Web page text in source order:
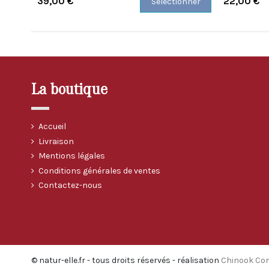
La boutique
Accueil
Livraison
Mentions légales
Conditions générales de ventes
Contactez-nous
© natur-elle.fr - tous droits réservés - réalisation Chinook